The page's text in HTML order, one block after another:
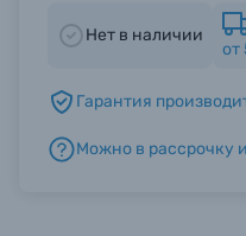
Уценённые товары
Нет в наличии
от
Гарантия
Можно в рассрочку